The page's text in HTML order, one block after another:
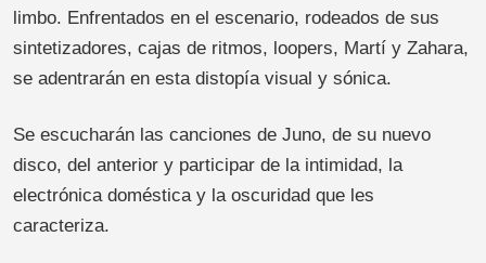
limbo. Enfrentados en el escenario, rodeados de sus
sintetizadores, cajas de ritmos, loopers, Martí y Zahara,
se adentrarán en esta distopía visual y sónica.
Se escucharán las canciones de Juno, de su nuevo
disco, del anterior y participar de la intimidad, la
electrónica doméstica y la oscuridad que les
caracteriza.